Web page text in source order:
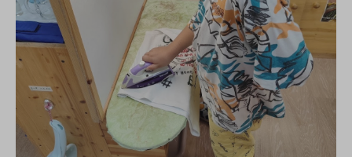
адрес отделения Азарово
адрес отделения Одинцово
Азарово Северное, деревня
Семёнково, ул. Сиреневая, 2
г. Одинцово, ул. Северная, 10